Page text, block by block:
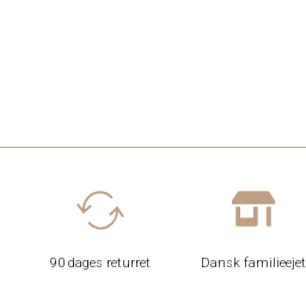
90 dages returret Dansk familieejet